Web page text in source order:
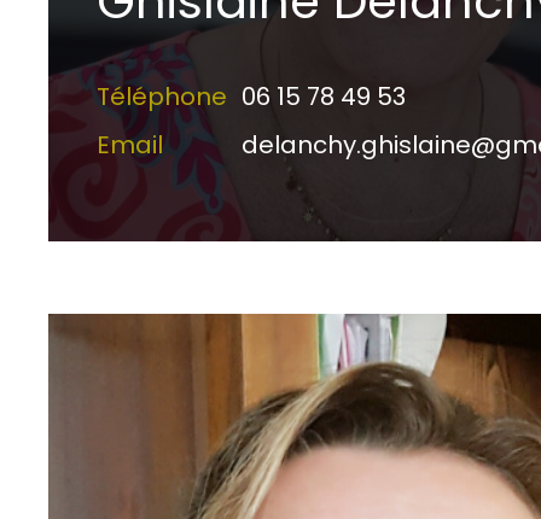
Téléphone 06 15 78 49 53
Email